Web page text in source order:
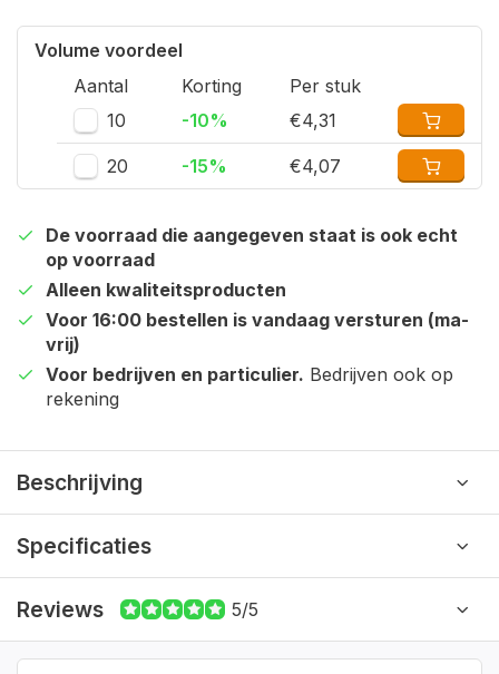
Volume voordeel
Aantal
Korting
Per stuk
10
-10% €4,31
20 -15% €4,07
De voorraad die aangegeven staat is ook echt
op voorraad
Alleen kwaliteitsproducten
Voor 16:00 bestellen is vandaag versturen (ma-
vrij)
Voor bedrijven en particulier. Bedrijven ook op
rekening
Beschrijving
Specificaties
Reviews 5/5